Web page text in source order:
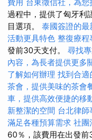
費用 台東徵信社，為
過程中，提供了匈牙利
目選項。 泰國簽證的最
活動更具特色 整復療程
發前30天支付。 尋找
內容，為長者提供更多
了解如何辦理 找到合適
茶會，提供美味的茶會
車，提供高效便捷的移
新整潔的空間 台北律
滿足各種預算需求 社團
60％，該費用在出發